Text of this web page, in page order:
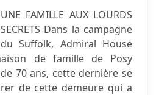
UNE FAMILLE AUX LOURDS
SECRETS Dans la campagne
du Suffolk, Admiral House
de famille de Posy
70 ans, cette dernière se
de cette demeure qui a